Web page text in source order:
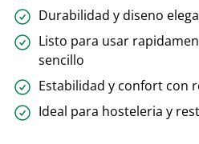
Durabilidad y diseno
Listo para usar
sencillo
Estabilidad y confort con
Ideal para hosteleria y